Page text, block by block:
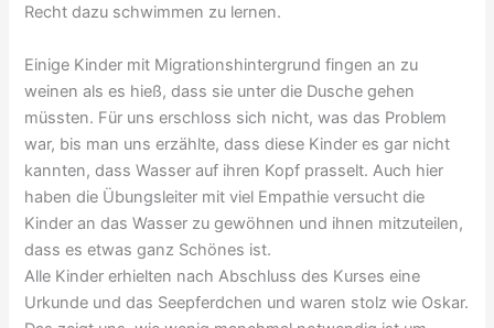
Recht dazu schwimmen zu lernen.
Einige Kinder mit Migrationshintergrund fingen an zu
weinen als es hieß, dass sie unter die Dusche gehen
müssten. Für uns erschloss sich nicht, was das Problem
war, bis man uns erzählte, dass diese Kinder es gar nicht
kannten, dass Wasser auf ihren Kopf prasselt. Auch hier
haben die Übungsleiter mit viel Empathie versucht die
Kinder an das Wasser zu gewöhnen und ihnen mitzuteilen,
dass es etwas ganz Schönes ist.
Alle Kinder erhielten nach Abschluss des Kurses eine
Urkunde und das Seepferdchen und waren stolz wie Oskar.